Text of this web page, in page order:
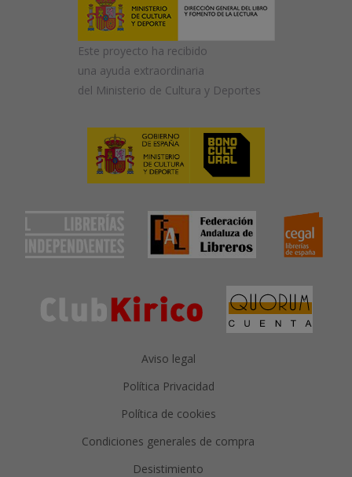
Este proyecto ha recibido
una ayuda extraordinaria
del Ministerio de Cultura y Deportes
Aviso legal
Política Privacidad
Política de cookies
Condiciones generales de compra
Desistimiento